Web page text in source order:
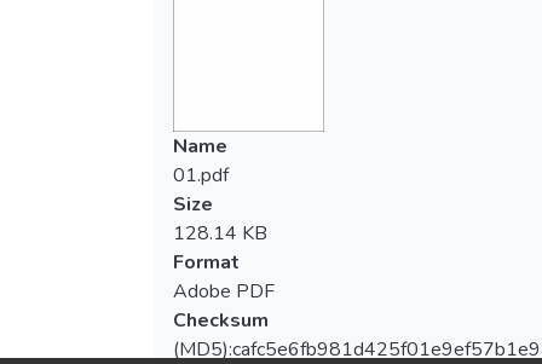
Name
01.pdf
Size
128.14 KB
Format
Adobe PDF
Checksum